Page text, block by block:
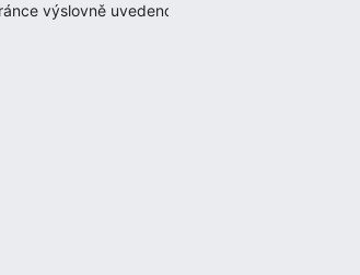
výslovně uvedeno jinak, případně za